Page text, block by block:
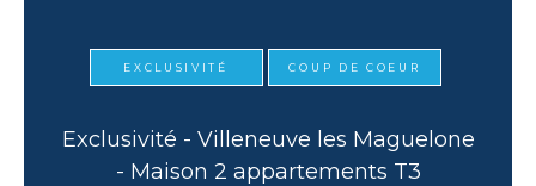
EXCLUSIVITÉ COUP DE COEUR
Exclusivité - Villeneuve les Maguelone
- Maison 2 appartements T3